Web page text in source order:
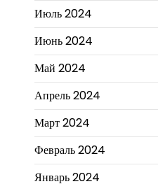
Июль 2024
Июнь 2024
Май 2024
Апрель 2024
Март 2024
Февраль 2024
Январь 2024